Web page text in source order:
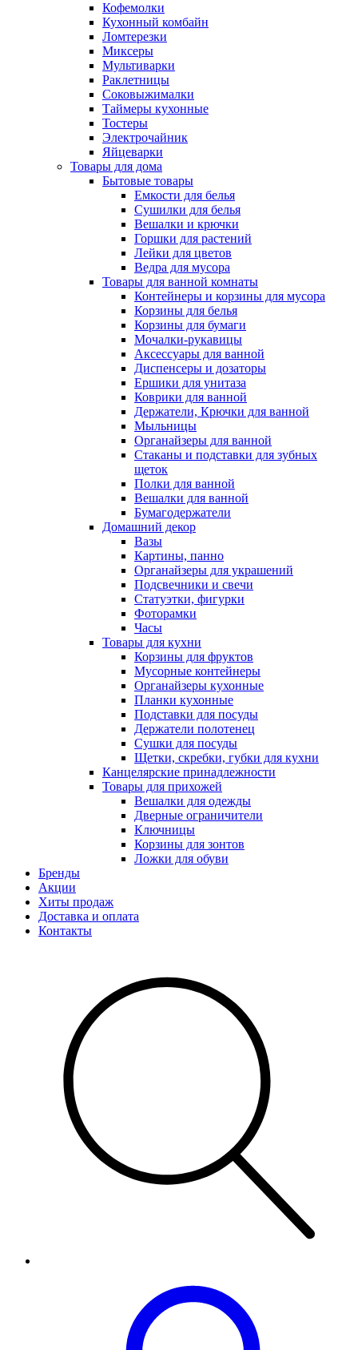
Кофемолки
Кухонный комбайн
Ломтерезки
Миксеры
Мультиварки
Раклетницы
Соковыжималки
Таймеры кухонные
Тостеры
Электрочайник
Яйцеварки
Товары для дома
Бытовые товары
Емкости для белья
Сушилки для белья
Вешалки и крючки
Горшки для растений
Лейки для цветов
Ведра для мусора
Товары для ванной комнаты
Контейнеры и корзины для мусора
Корзины для белья
Корзины для бумаги
Мочалки-рукавицы
Аксессуары для ванной
Диспенсеры и дозаторы
Ершики для унитаза
Коврики для ванной
Держатели, Крючки для ванной
Мыльницы
Органайзеры для ванной
Стаканы и подставки для зубных
щеток
Полки для ванной
Вешалки для ванной
Бумагодержатели
Домашний декор
Вазы
Картины, панно
Органайзеры для украшений
Подсвечники и свечи
Статуэтки, фигурки
Фоторамки
Часы
Товары для кухни
Корзины для фруктов
Мусорные контейнеры
Органайзеры кухонные
Планки кухонные
Подставки для посуды
Держатели полотенец
Сушки для посуды
Щетки, скребки, губки для кухни
Канцелярские принадлежности
Товары для прихожей
Вешалки для одежды
Дверные ограничители
Ключницы
Корзины для зонтов
Ложки для обуви
Бренды
Акции
Хиты продаж
Доставка и оплата
Контакты